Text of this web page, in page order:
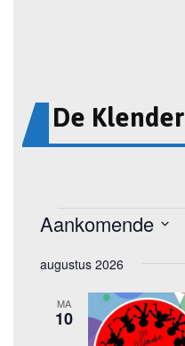
De Klender